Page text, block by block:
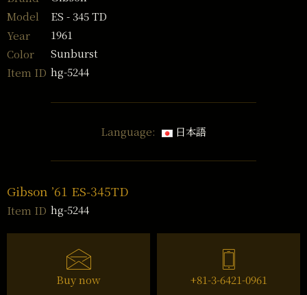
Model
ES - 345 TD
Year
1961
Color
Sunburst
Item ID hg-5244
Language: 日本語
Gibson ’61 ES-345TD
Item ID hg-5244
Buy now +81-3-6421-0961